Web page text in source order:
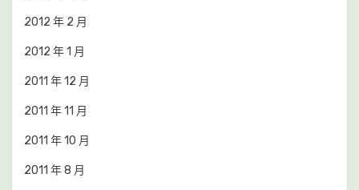
2012 年 2 月
2012 年 1 月
2011 年 12 月
2011 年 11 月
2011 年 10 月
2011 年 8 月